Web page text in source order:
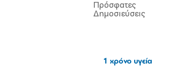
Πρόσφατες
Δημοσιεύσεις
1 χρόνο υγεία